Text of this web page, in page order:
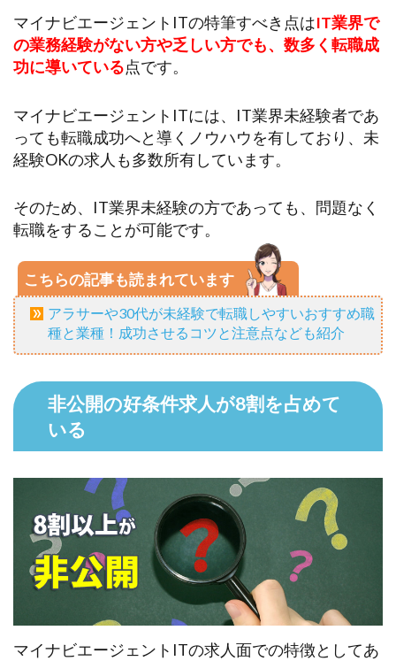
マイナビエージェントITの特筆すべき点はIT業界で
の業務経験がない方や乏しい方でも、数多く転職成
功に導いている点です。
マイナビエージェントITには、IT業界未経験者であ
っても転職成功へと導くノウハウを有しており、未
経験OKの求人も多数所有しています。
そのため、IT業界未経験の方であっても、問題なく
転職をすることが可能です。
こちらの記事も読まれています
アラサーや30代が未経験で転職しやすいおすすめ職
種と業種！成功させるコツと注意点なども紹介
非公開の好条件求人が8割を占めて
いる
マイナビエージェントITの求人面での特徴としてあ